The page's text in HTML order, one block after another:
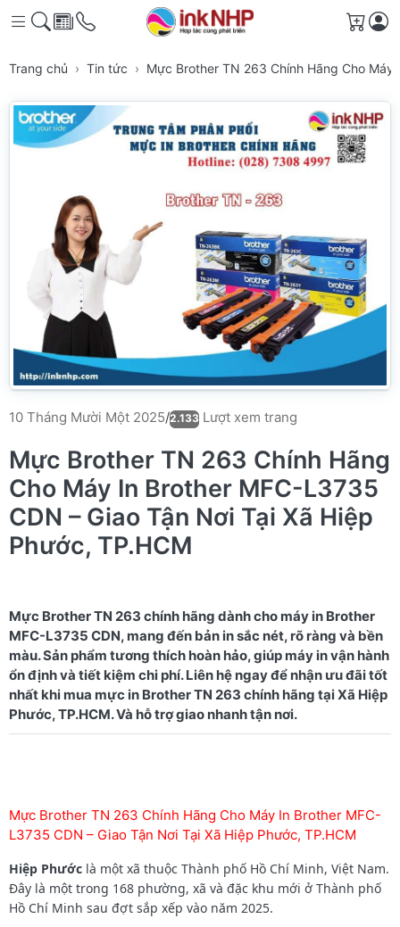
Giỏ
Trang chủ Tin tức Mực Brother TN 263 Chính Hãng Cho Máy
10 Tháng Mười Một 2025/2.133 Lượt xem trang
Mực Brother TN 263 Chính Hãng
Cho Máy In Brother MFC-L3735
CDN – Giao Tận Nơi Tại Xã Hiệp
Phước, TP.HCM
Mực Brother TN 263 chính hãng dành cho máy in Brother
MFC-L3735 CDN, mang đến bản in sắc nét, rõ ràng và bền
màu. Sản phẩm tương thích hoàn hảo, giúp máy in vận hành
ổn định và tiết kiệm chi phí. Liên hệ ngay để nhận ưu đãi tốt
nhất khi mua mực in Brother TN 263 chính hãng tại Xã Hiệp
Mực Brother TN 263 Chính Hãng Cho Máy In Brother MFC-
L3735 CDN – Giao Tận Nơi Tại Xã Hiệp Phước, TP.HCM
Hiệp Phước là một xã thuộc Thành phố Hồ Chí Minh, Việt Nam.
Đây là một trong 168 phường, xã và đặc khu mới ở Thành phố
Hồ Chí Minh sau đợt sắp xếp vào năm 2025.